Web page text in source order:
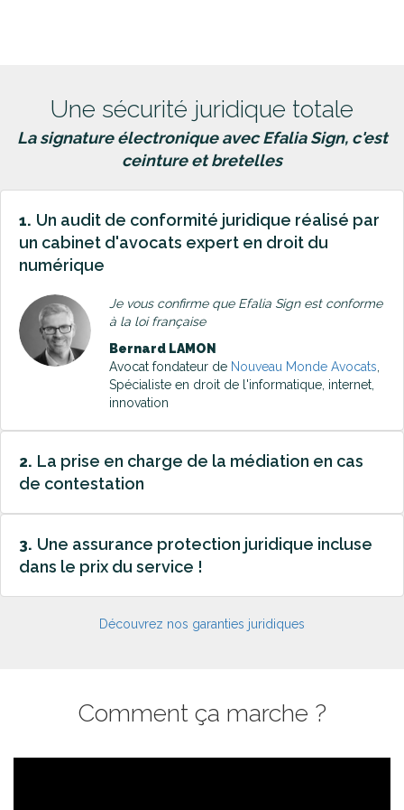
Une sécurité juridique totale
La signature électronique avec Efalia Sign, c'est
ceinture et bretelles
1. Un audit de conformité juridique réalisé par
un cabinet d'avocats expert en droit du
numérique
Je vous confirme que Efalia Sign est conforme
à la loi française
Bernard LAMON
Avocat fondateur de Nouveau Monde Avocats
Spécialiste en droit de l'informatique, internet,
innovation
2. La prise en charge de la médiation en cas
de contestation
3. Une assurance protection juridique incluse
dans le prix du service !
Découvrez nos garanties juridiques
Comment ça marche ?